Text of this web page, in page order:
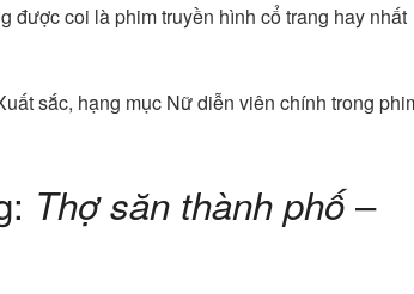
được coi là phim truyền hình cổ trang hay nhất
sắc, hạng mục Nữ diễn viên chính trong
Thợ săn thành phố–